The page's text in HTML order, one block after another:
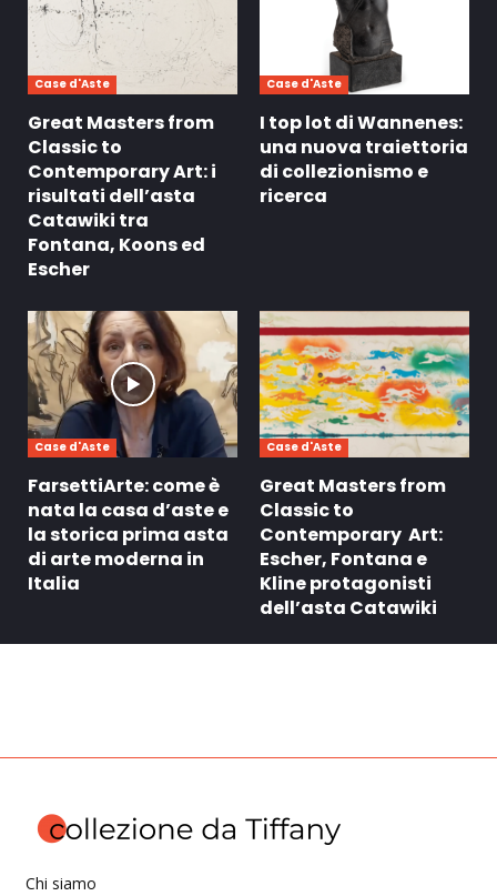
Case d'Aste
Great Masters from
Classic to
Contemporary Art: i
risultati dell’asta
Catawiki tra
Fontana, Koons ed
Escher
Case d'Aste
I top lot di Wannenes:
una nuova traiettoria
di collezionismo e
ricerca
Case d'Aste
FarsettiArte: come è
nata la casa d’aste e
la storica prima asta
di arte moderna in
Italia
Case d'Aste
Great Masters from
Classic to
Contemporary Art:
Escher, Fontana e
Kline protagonisti
dell’asta Catawiki
Chi siamo